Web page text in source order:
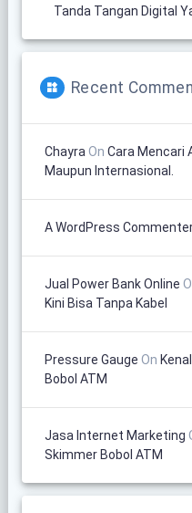
Tanda Tangan Digital
Recent
Chayra On Cara Mencari
Maupun Internasional.
A WordPress
Jual Power Bank Online
Kini Bisa Tanpa Kabel
Pressure Gauge On
Bobol ATM
Jasa Internet Marketing
Skimmer Bobol ATM